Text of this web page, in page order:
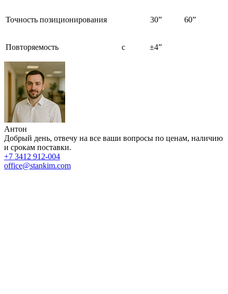
Точность позиционирования 30” 60”
Повторяемость с ±4”
Антон
Добрый день, отвечу на все ваши вопросы по ценам, наличию
и срокам поставки.
+7 3412 912-004
office@stankim.com